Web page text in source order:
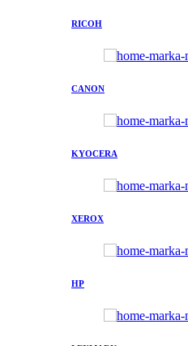
RICOH
CANON
KYOCERA
XEROX
HP